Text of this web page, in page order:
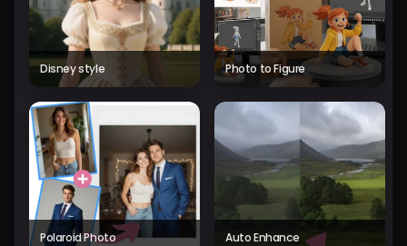
Disney style Photo to Figure
Polaroid Photo Auto Enhance